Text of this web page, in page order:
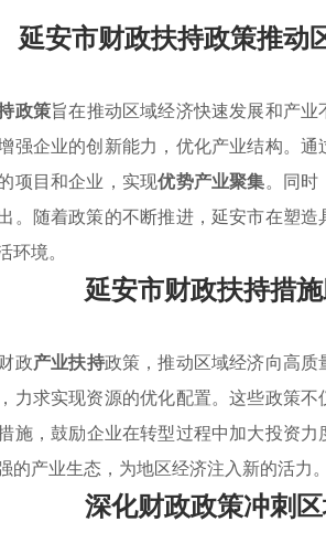
延安市财政扶持政策推动
政策旨在推动区域经济快速发展和产
强企业的创新能力，优化产业结构。
项目和企业，实现优势产业聚集。同时
。随着政策的不断推进，延安市在塑造
境。
延安市财政扶持措
政产业扶持政策，推动区域经济向高
力求实现资源的优化配置。这些政策
施，鼓励企业在转型过程中加大投资
的产业生态，为地区经济注入新的活力
深化财政政策冲刺